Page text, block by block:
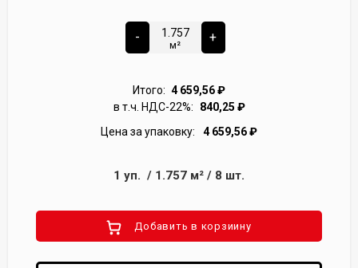
-
м²
+
Итого: 4 659,56₽
в т.ч. НДС-22%:
840,25 ₽
Цена за упаковку:
4 659,56₽
1 уп. / 1.757 м² / 8 шт.
Добавить в корзиину